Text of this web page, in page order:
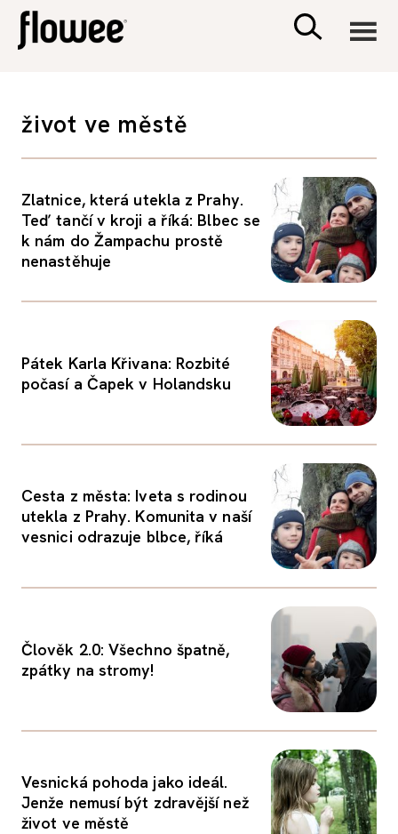
PSYCHOLOGIE
PORADNA
život ve městě
Zlatnice, která utekla z Prahy.
Teď tančí v kroji a říká: Blbec se
k nám do Žampachu prostě
nenastěhuje
Pátek Karla Křivana: Rozbité
počasí a Čapek v Holandsku
Cesta z města: Iveta s rodinou
utekla z Prahy. Komunita v naší
vesnici odrazuje blbce, říká
Člověk 2.0: Všechno špatně,
zpátky na stromy!
Vesnická pohoda jako ideál.
Jenže nemusí být zdravější než
život ve městě